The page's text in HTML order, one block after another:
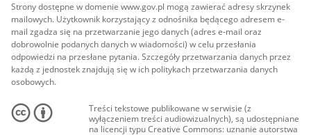
Strony dostępne w domenie www.gov.pl mogą zawierać adresy skrzynek
mailowych. Użytkownik korzystający z odnośnika będącego adresem e-
mail zgadza się na przetwarzanie jego danych (adres e-mail oraz
dobrowolnie podanych danych w wiadomości) w celu przesłania
odpowiedzi na przesłane pytania. Szczegóły przetwarzania danych przez
każdą z jednostek znajdują się w ich politykach przetwarzania danych
osobowych.
Treści tekstowe publikowane w serwisie (z
wyłączeniem treści audiowizualnych), są udostępniane
na licencji typu Creative Commons: uznanie autorstwa